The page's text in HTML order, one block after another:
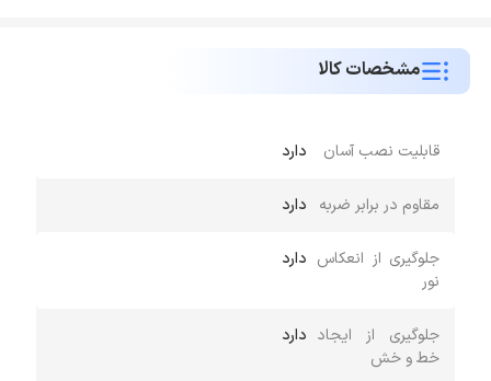
مشخصات کالا
قابلیت نصب آسان دارد
مقاوم در برابر ضربه دارد
جلوگیری از انعکاس
نور
دارد
جلوگیری از ایجاد
خط و خش
دارد